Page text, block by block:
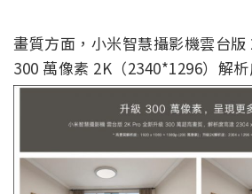
畫質方面，小米智慧攝影機雲台
300 萬像素 2K（2340*1296）解析